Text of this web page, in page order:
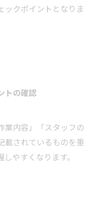
ックポイントとなりま
トの確認
業内容」「スタッフの
載されているものを重
やすくなります。